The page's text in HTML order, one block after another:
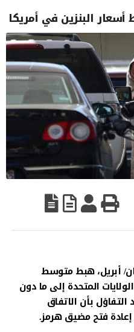
البنزين في أمريكا
أبريل، هبط متوسط
المتحدة إلى ما دون
التفاؤل بأن الاتفاق
فتح مضيق هرمز.